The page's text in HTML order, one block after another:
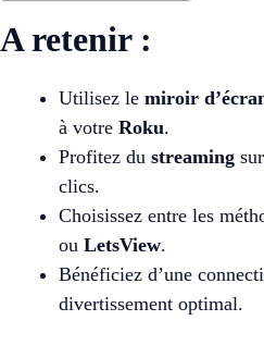
A retenir :
Utilisez le miroir
à votre Roku.
Profitez du streaming
clics.
Choisissez entre les
ou LetsView.
Bénéficiez d’une
divertissement optimal.